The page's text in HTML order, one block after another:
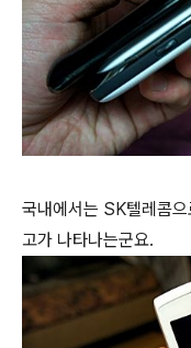
국내에서는 SK텔레콤
고가 나타나는군요.